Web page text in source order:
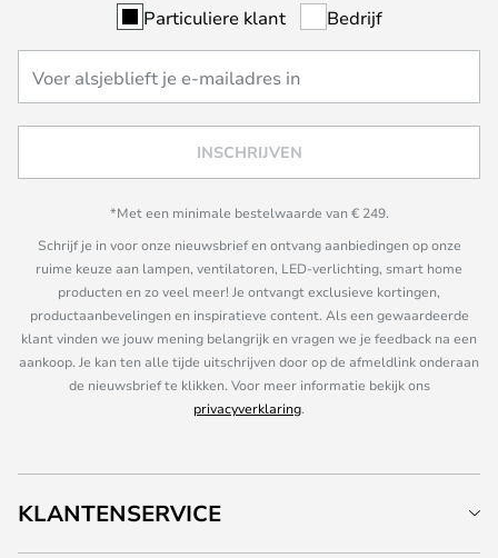
Particuliere klant Bedrijf
INSCHRIJVEN
*Met een minimale bestelwaarde van € 249.
Schrijf je in voor onze nieuwsbrief en ontvang aanbiedingen op onze
ruime keuze aan lampen, ventilatoren, LED-verlichting, smart home
producten en zo veel meer! Je ontvangt exclusieve kortingen,
productaanbevelingen en inspiratieve content. Als een gewaardeerde
klant vinden we jouw mening belangrijk en vragen we je feedback na een
aankoop. Je kan ten alle tijde uitschrijven door op de afmeldlink onderaan
de nieuwsbrief te klikken. Voor meer informatie bekijk ons
privacyverklaring.
KLANTENSERVICE